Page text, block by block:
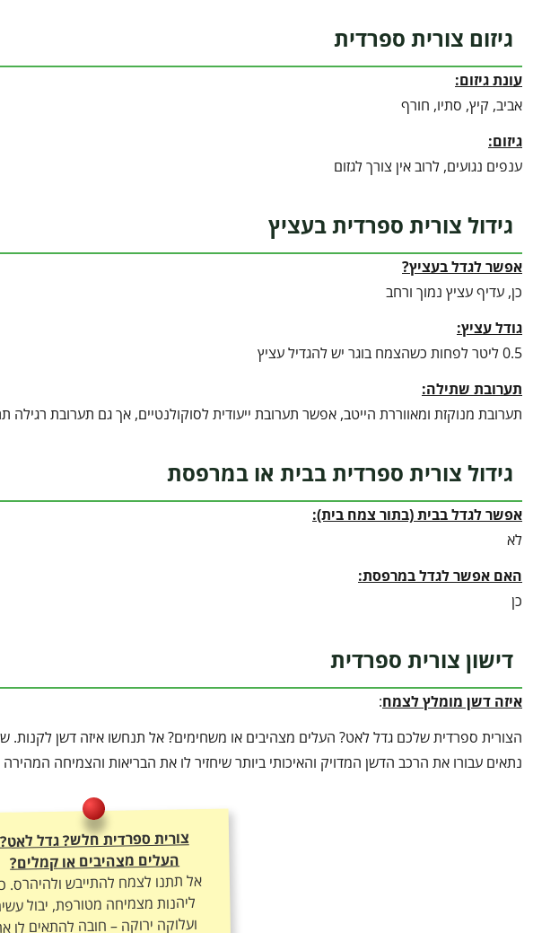
גיזום צורית ספרדית
עונת גיזום:
אביב, קיץ, סתיו, חורף
גיזום:
ענפים נגועים, לרוב אין צורך לגזום
גידול צורית ספרדית בעציץ
אפשר לגדל בעציץ?
כן, עדיף עציץ נמוך ורחב
גודל עציץ:
0.5 ליטר לפחות כשהצמח בוגר יש להגדיל עציץ
תערובת שתילה:
תערובת מנוקזת ומאווררת הייטב, אפשר תערובת ייעודית לסוקולנטיים, אך גם תערובת
גידול צורית ספרדית בבית או במרפסת
אפשר לגדל בבית (בתור צמח בית):
לא
האם אפשר לגדל במרפסת:
כן
דישון צורית ספרדית
איזה דשן מומלץ לצמח:
הצורית ספרדית שלכם גדל לאט? העלים מצהיבים או משחימים? אל תנחשו איזה דשן לקנות.
נתאים עבורו את הרכב הדשן המדויק והאיכותי ביותר שיחזיר לו את הבריאות והצמיחה המהירה
צורית ספרדית חלש? גדל לאט?
העלים מצהיבים או קמלים?
אל תתנו לצמח להתייבש ולהיהרס.
ליהנות מצמיחה מטורפת, יבול
ועלוקה ירוקה – חובה להתאים לו